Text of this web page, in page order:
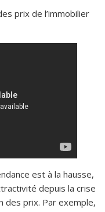
prix de l’immobilier
est à la hausse,
depuis la crise
des prix. Par exemple,